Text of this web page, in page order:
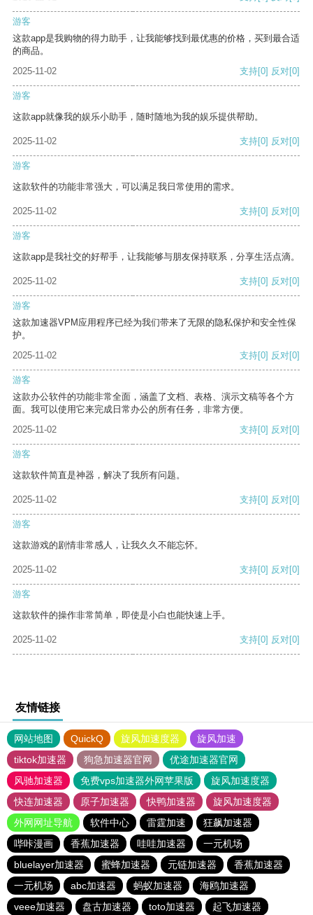
游客
这款app是我购物的得力助手，让我能够找到最优惠的价格，买到最合适
的商品。
2025-11-02
支持[0] 反对[0]
游客
这款app就像我的娱乐小助手，随时随地为我的娱乐提供帮助。
2025-11-02 支持[0] 反对[0]
游客
这款软件的功能非常强大，可以满足我日常使用的需求。
2025-11-02 支持[0] 反对[0]
游客
这款app是我社交的好帮手，让我能够与朋友保持联系，分享生活点滴。
2025-11-02 支持[0] 反对[0]
游客
这款加速器VPM应用程序已经为我们带来了无限的隐私保护和安全性保
护。
2025-11-02
支持[0] 反对[0]
游客
这款办公软件的功能非常全面，涵盖了文档、表格、演示文稿等各个方
面。我可以使用它来完成日常办公的所有任务，非常方便。
2025-11-02
支持[0] 反对[0]
游客
这款软件简直是神器，解决了我所有问题。
2025-11-02 支持[0] 反对[0]
游客
这款游戏的剧情非常感人，让我久久不能忘怀。
2025-11-02 支持[0] 反对[0]
游客
这款软件的操作非常简单，即使是小白也能快速上手。
2025-11-02 支持[0] 反对[0]
友情链接
网站地图 QuickQ 旋风加速度器
旋风加速
tiktok加速器
狗急加速器官网
优途加速器官网
风驰加速器
免费vps加速器外网苹果版
旋风加速度器
快连加速器
原子加速器 快鸭加速器
旋风加速度器
外网网址导航
软件中心 雷霆加速
狂飙加速器
哔咔漫画
香蕉加速器 哇哇加速器
一元机场
bluelayer加速器
蜜蜂加速器 元链加速器
香蕉加速器
一元机场
abc加速器 蚂蚁加速器
海鸥加速器
veee加速器
盘古加速器 toto加速器 起飞加速器